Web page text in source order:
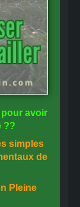
pour avoir
??
simples
de
Pleine